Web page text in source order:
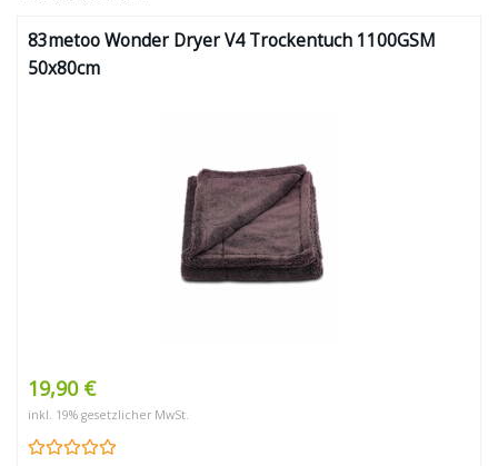
83metoo Wonder Dryer V4 Trockentuch 1100GSM
50x80cm
19,90 €
inkl. 19% gesetzlicher MwSt.